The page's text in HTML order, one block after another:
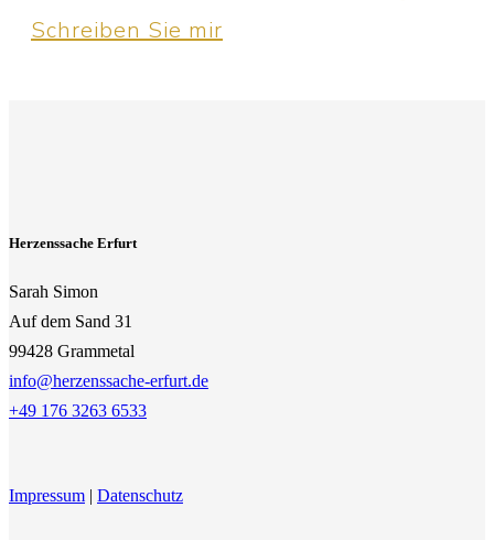
Schreiben Sie mir
Herzenssache Erfurt
Sarah Simon
Auf dem Sand 31
99428 Grammetal
info@herzenssache-erfurt.de
+49 176 3263 6533
Impressum | Datenschutz